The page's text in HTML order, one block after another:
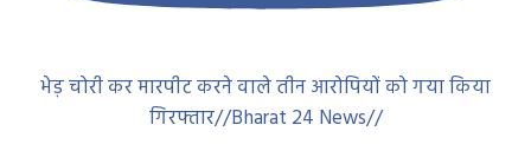
भेड़ चोरी कर मारपीट करने वाले तीन आरोपियों को गया किया
गिरफ्तार//Bharat 24 News//